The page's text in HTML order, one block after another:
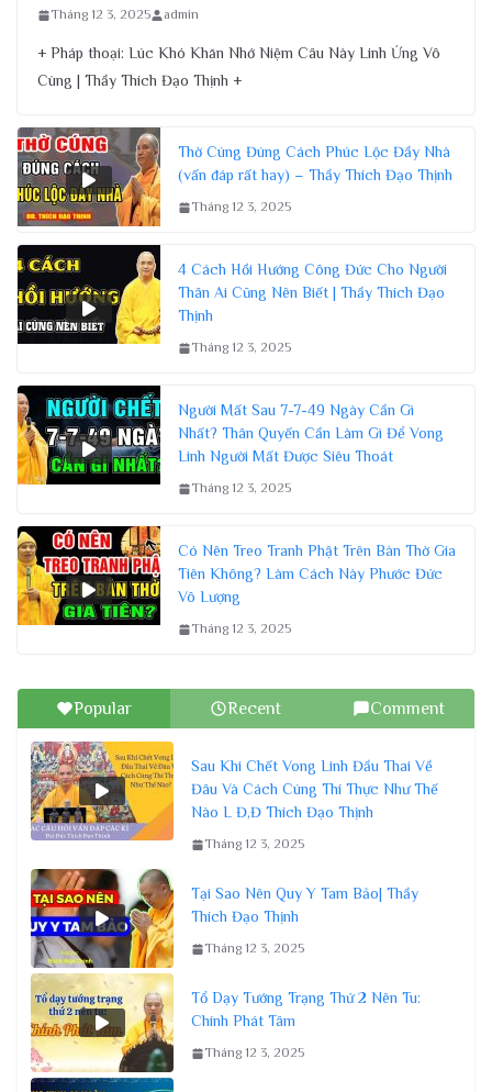
Tháng 12 3, 2025 admin
+ Pháp thoại: Lúc Khó Khăn Nhớ Niệm Câu Này Linh Ứng Vô
Cùng | Thầy Thích Đạo Thịnh +
Thờ Cúng Đúng Cách Phúc Lộc Đầy Nhà
(vấn đáp rất hay) – Thầy Thích Đạo Thịnh
Tháng 12 3, 2025
4 Cách Hồi Hướng Công Đức Cho Người
Thân Ai Cũng Nên Biết | Thầy Thích Đạo
Thịnh
Tháng 12 3, 2025
Người Mất Sau 7-7-49 Ngày Cần Gì
Nhất? Thân Quyến Cần Làm Gì Để Vong
Linh Người Mất Được Siêu Thoát
Tháng 12 3, 2025
Có Nên Treo Tranh Phật Trên Bàn Thờ Gia
Tiên Không? Làm Cách Này Phước Đức
Vô Lượng
Tháng 12 3, 2025
Popular Recent Comment
Sau Khi Chết Vong Linh Đầu Thai Về
Đâu Và Cách Cúng Thí Thực Như Thế
Nào L Đ,Đ Thích Đạo Thịnh
Tháng 12 3, 2025
Tại Sao Nên Quy Y Tam Bảo| Thầy
Thích Đạo Thịnh
Tháng 12 3, 2025
Tổ Dạy Tướng Trạng Thứ 2 Nên Tu:
Chính Phát Tâm
Tháng 12 3, 2025